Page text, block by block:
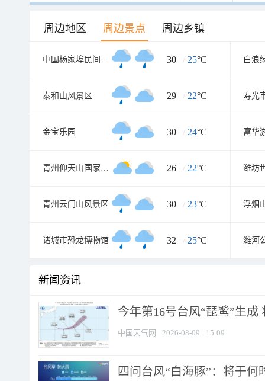
周边地区 周边景点 周边乡镇
中国杨家埠民间艺术大观园 30 / 25°C 白浪
泰和山风景区 29 / 22°C
金宝乐园 30 / 24°C 富华
青州仰天山国家森林公园 26 / 22°C
青州云门山风景区 30 / 23°C
诸城市恐龙博物馆 32 / 25°C 潍河
新闻资讯
今年第16号台风“琵鹭”生
中国天气网 2026-08-09 15:09
四问台风“白海豚”：将于